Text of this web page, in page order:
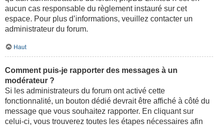
aucun cas responsable du règlement instauré sur cet
espace. Pour plus d’informations, veuillez contacter un
administrateur du forum.
Haut
Comment puis-je rapporter des messages à un
modérateur ?
Si les administrateurs du forum ont activé cette
fonctionnalité, un bouton dédié devrait être affiché à côté du
message que vous souhaitez rapporter. En cliquant sur
celui-ci, vous trouverez toutes les étapes nécessaires afin